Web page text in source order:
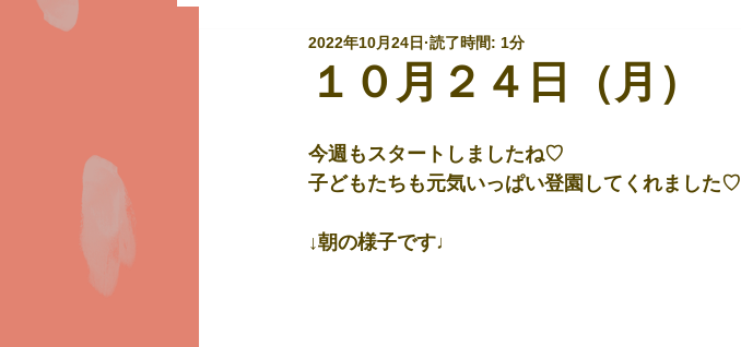
１０月２４日（月）
2022年10月24日 読了時間: 1分
今週もスタートしましたね♡
子どもたちも元気いっぱい登園してくれました♡
↓朝の様子です♩